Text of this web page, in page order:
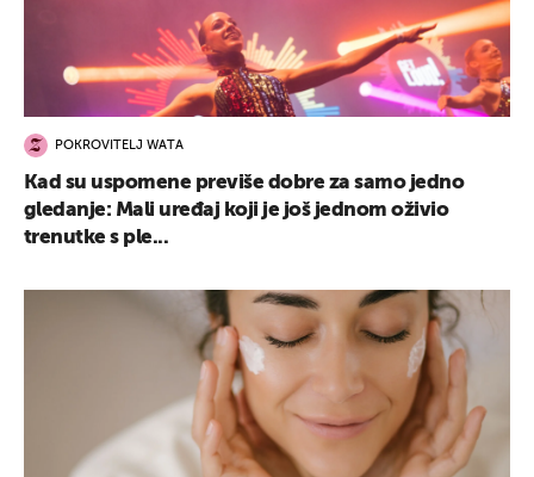
POKROVITELJ WATA
Kad su uspomene previše dobre za samo jedno
gledanje: Mali uređaj koji je još jednom oživio
trenutke s ple...